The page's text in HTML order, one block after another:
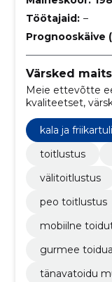
Töötajaid: –
Prognooskäive
Värsked
Meie ettevõtte
kvaliteetset,
seda
kala ja
toitlustus
välitoitlustus
peo toitlustus
mobiilne
gurmee
tänavatoidu